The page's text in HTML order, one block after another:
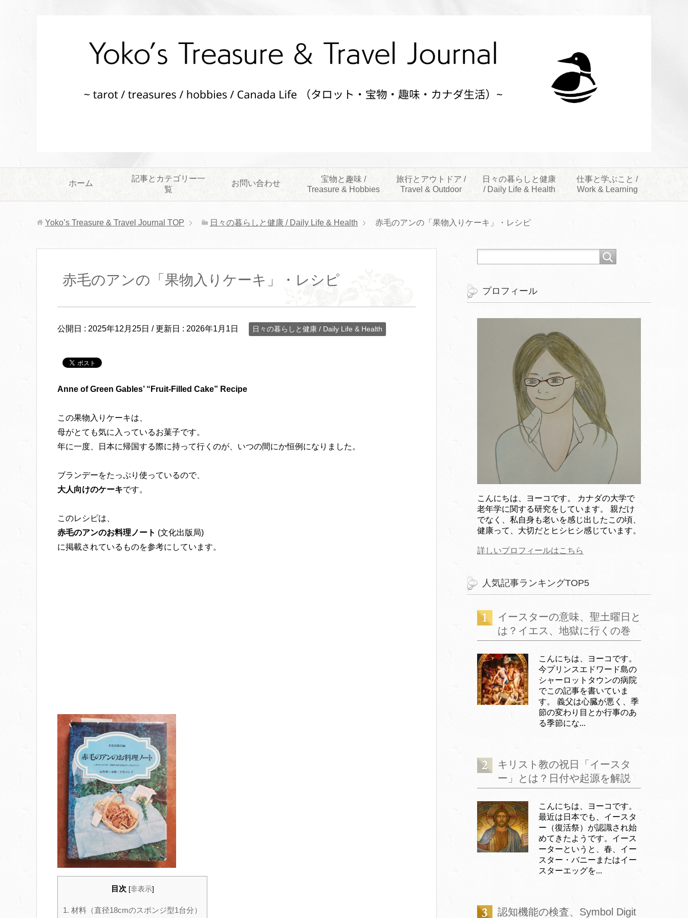
ホーム
記事とカテゴリー一
覧
お問い合わせ
宝物と趣味 /
Treasure & Hobbies
旅行とアウトドア /
Travel & Outdoor
日々の暮らしと健康
/ Daily Life & Health
仕事と学ぶこと /
Work & Learning
Yoko’s Treasure & Travel Journal TOP 日々の暮らしと健康 / Daily Life & Health 赤毛のアンの「果物入りケーキ」・レシピ
赤毛のアンの「果物入りケーキ」・レシピ
公開日 : 2025年12月25日 / 更新日 : 2026年1月1日 日々の暮らしと健康 / Daily Life & Health
Anne of Green Gables’ “Fruit-Filled Cake” Recipe
この果物入りケーキは、
母がとても気に入っているお菓子です。
年に一度、日本に帰国する際に持って行くのが、いつの間にか恒例になりました。
ブランデーをたっぷり使っているので、
大人向けのケーキです。
このレシピは、
赤毛のアンのお料理ノート (文化出版局)
に掲載されているものを参考にしています。
目次 [非表示]
1. 材料（直径18cmのスポンジ型1台分）
プロフィール
こんにちは、ヨーコです。 カナダの大学で
老年学に関する研究をしています。 親だけ
でなく、私自身も老いを感じ出したこの頃、
健康って、大切だとヒシヒシ感じています。
詳しいプロフィールはこちら
人気記事ランキングTOP5
イースターの意味、聖土曜日と
は？イエス、地獄に行くの巻
こんにちは、ヨーコです。
今プリンスエドワード島の
シャーロットタウンの病院
でこの記事を書いていま
す。 義父は心臓が悪く、季
節の変わり目とか行事のあ
る季節にな...
キリスト教の祝日「イースタ
ー」とは？日付や起源を解説
こんにちは、ヨーコです。
最近は日本でも、イースタ
ー（復活祭）が認識され始
めてきたようです。イース
ーターというと、春、イー
スター・バニーまたはイー
スターエッグを...
認知機能の検査、Symbol Digit